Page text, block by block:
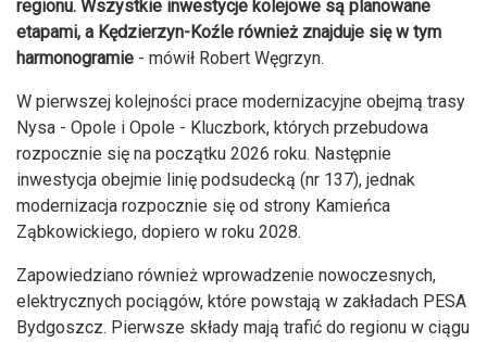
regionu. Wszystkie inwestycje kolejowe są planowane
etapami, a Kędzierzyn-Koźle również znajduje się w tym
harmonogramie - mówił Robert Węgrzyn.
W pierwszej kolejności prace modernizacyjne obejmą trasy
Nysa - Opole i Opole - Kluczbork, których przebudowa
rozpocznie się na początku 2026 roku. Następnie
inwestycja obejmie linię podsudecką (nr 137), jednak
modernizacja rozpocznie się od strony Kamieńca
Ząbkowickiego, dopiero w roku 2028.
Zapowiedziano również wprowadzenie nowoczesnych,
elektrycznych pociągów, które powstają w zakładach PESA
Bydgoszcz. Pierwsze składy mają trafić do regionu w ciągu